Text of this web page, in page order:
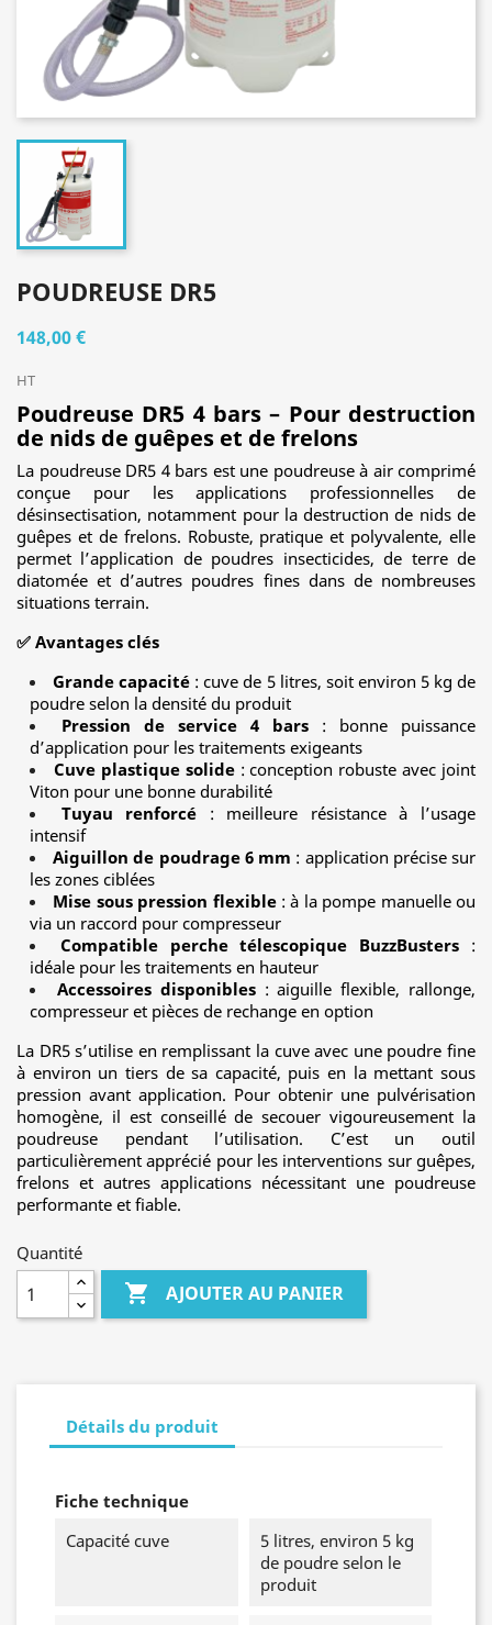
POUDREUSE DR5
148,00 €
HT
Poudreuse DR5 4 bars – Pour destruction
de nids de guêpes et de frelons
La poudreuse DR5 4 bars est une poudreuse à air comprimé
conçue pour les applications professionnelles de
désinsectisation, notamment pour la destruction de nids de
guêpes et de frelons. Robuste, pratique et polyvalente, elle
permet l’application de poudres insecticides, de terre de
diatomée et d’autres poudres fines dans de nombreuses
situations terrain.
✅ Avantages clés
Grande capacité : cuve de 5 litres, soit environ 5 kg de
poudre selon la densité du produit
Pression de service 4 bars : bonne puissance
d’application pour les traitements exigeants
Cuve plastique solide: conception robuste avec joint
Viton pour une bonne durabilité
Tuyau renforcé : meilleure résistance à l’usage
intensif
Aiguillon de poudrage 6 mm : application précise sur
les zones ciblées
Mise sous pression flexible: à la pompe manuelle ou
via un raccord pour compresseur
Compatible perche télescopique BuzzBusters :
idéale pour les traitements en hauteur
Accessoires disponibles: aiguille flexible, rallonge,
compresseur et pièces de rechange en option
La DR5 s’utilise en remplissant la cuve avec une poudre fine
à environ un tiers de sa capacité, puis en la mettant sous
pression avant application. Pour obtenir une pulvérisation
homogène, il est conseillé de secouer vigoureusement la
poudreuse pendant l’utilisation. C’est un outil
particulièrement apprécié pour les interventions sur guêpes,
frelons et autres applications nécessitant une poudreuse
performante et fiable.
Quantité
 AJOUTER AU PANIER
Détails du produit
Fiche technique
Capacité cuve
5 litres, environ 5 kg
de poudre selon le
produit